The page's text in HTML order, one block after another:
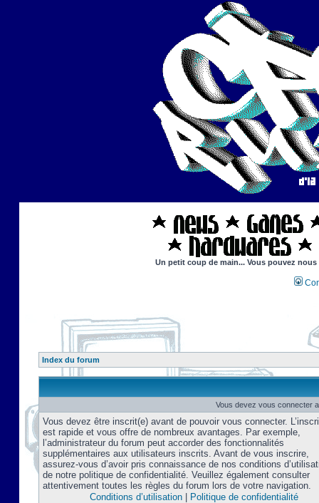
Un petit coup de main... Vous pouvez
Index du forum
Vous devez vous connecter
Vous devez être inscrit(e) avant de pouvoir vous connecter.
est rapide et vous offre de nombreux avantages. Par exemple,
l’administrateur du forum peut accorder des fonctionnalités
supplémentaires aux utilisateurs inscrits. Avant de vous inscrire,
assurez-vous d’avoir pris connaissance de nos conditions
de notre politique de confidentialité. Veuillez également consulter
attentivement toutes les règles du forum lors de votre navigation.
Conditions d’utilisation| Politique de confidentialité